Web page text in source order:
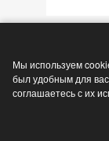
Мы используем
был удобным для
соглашаетесь с их